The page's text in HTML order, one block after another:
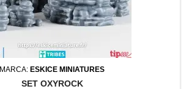
MARCA: ESKICE MINIATURES
SET OXYROCK